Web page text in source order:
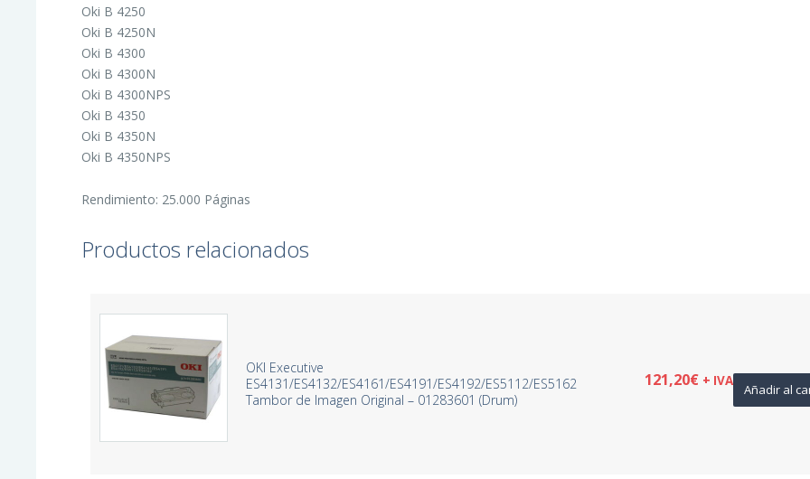
Oki B 4250
Oki B 4250N
Oki B 4300
Oki B 4300N
Oki B 4300NPS
Oki B 4350
Oki B 4350N
Oki B 4350NPS
Rendimiento: 25.000 Páginas
Productos relacionados
OKI Executive
ES4131/ES4132/ES4161/ES4191/ES4192/ES5112/ES5162
Tambor de Imagen Original – 01283601 (Drum)
121,20€ + IVA
Añadir al